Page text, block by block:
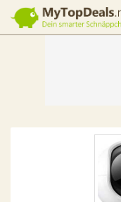
Dein smarter Schnäppchenberater